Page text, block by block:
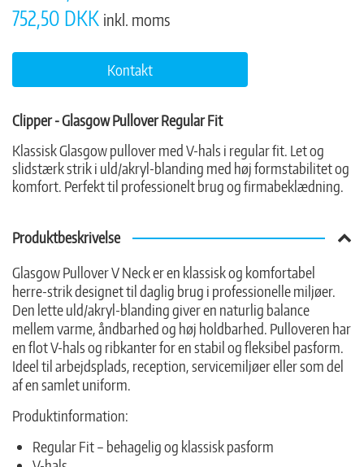
752,50 DKK inkl. moms
Kontakt
Clipper - Glasgow Pullover Regular Fit
Klassisk Glasgow pullover med V-hals i regular fit. Let og
slidstærk strik i uld/akryl-blanding med høj formstabilitet og
komfort. Perfekt til professionelt brug og firmabeklædning.
Produktbeskrivelse
Glasgow Pullover V Neck er en klassisk og komfortabel
herre-strik designet til daglig brug i professionelle miljøer.
Den lette uld/akryl-blanding giver en naturlig balance
mellem varme, åndbarhed og høj holdbarhed. Pulloveren har
en flot V-hals og ribkanter for en stabil og fleksibel pasform.
Ideel til arbejdsplads, reception, servicemiljøer eller som del
af en samlet uniform.
Produktinformation:
Regular Fit – behagelig og klassisk pasform